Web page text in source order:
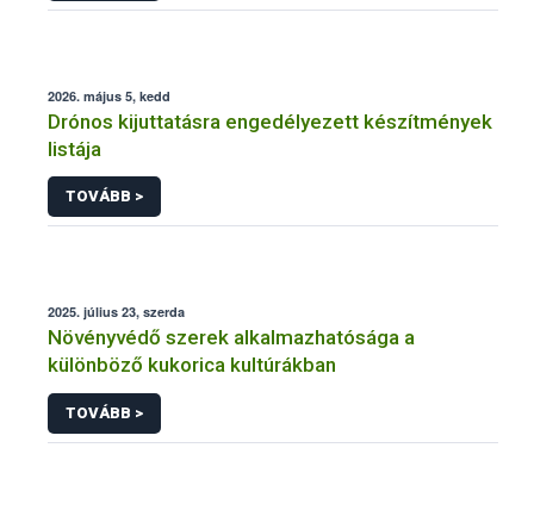
eljárásba
2026. május 5, kedd
Drónos kijuttatásra engedélyezett készítmények
listája
TOVÁBB >
2025. július 23, szerda
Növényvédő szerek alkalmazhatósága a
különböző kukorica kultúrákban
TOVÁBB >